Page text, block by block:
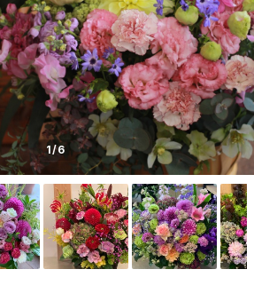
1/6